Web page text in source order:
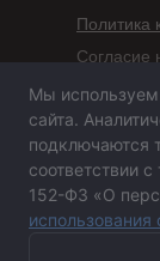
Согласие
Политика
Сайт не
Мы
сайта.
подключаются
соответствии
152-ФЗ «О
использования